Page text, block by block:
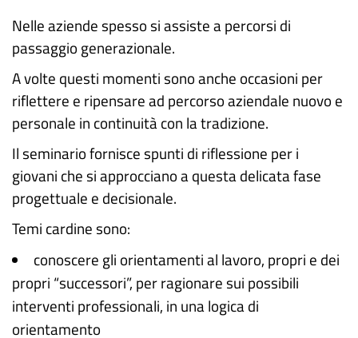
Nelle aziende spesso si assiste a percorsi di
passaggio generazionale.
A volte questi momenti sono anche occasioni per
riflettere e ripensare ad percorso aziendale nuovo e
personale in continuità con la tradizione.
Il seminario fornisce spunti di riflessione per i
giovani che si approcciano a questa delicata fase
progettuale e decisionale.
Temi cardine sono:
conoscere gli orientamenti al lavoro, propri e dei
propri “successori”, per ragionare sui possibili
interventi professionali, in una logica di
orientamento